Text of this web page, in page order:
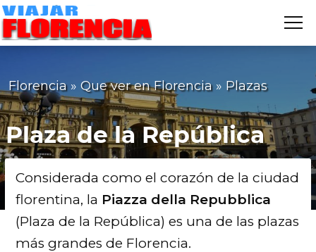
VIAJAR
Florencia » Que ver en Florencia » Plazas
Plaza de la República
Considerada como el corazón de la ciudad
florentina, la Piazza della Repubblica
(Plaza de la República) es una de las plazas
más grandes de Florencia.